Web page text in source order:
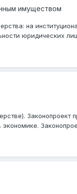
имуществом
на
юридических
Законопроект